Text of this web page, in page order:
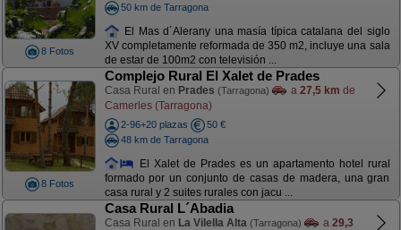
8 Fotos
50 km de Tarragona
El Mas d´Alerany una masía típica catalana del siglo
XV completamente reformada de 350 m2, incluye una sala
de estar de 100m2 con televisión ...
8 Fotos
Complejo Rural El Xalet de Prades
Casa Rural en Prades (Tarragona) a 27,5 km de
Camerles (Tarragona)
2-96+20 plazas
50 €
48 km de Tarragona
El Xalet de Prades es un apartamento hotel rural
formado por un conjunto de casas de madera, una gran
casa rural y 2 suites rurales con jacu ...
Casa Rural L´Abadia
Casa Rural en La Vilella Alta (Tarragona) a 29,3